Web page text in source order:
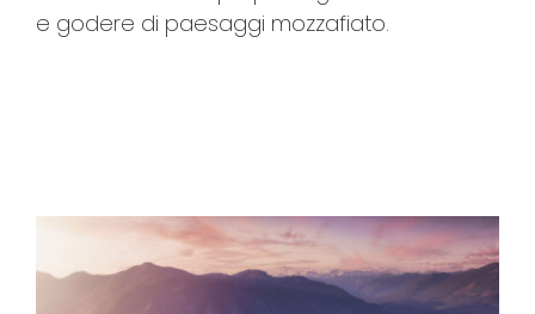
e godere di paesaggi mozzafiato.